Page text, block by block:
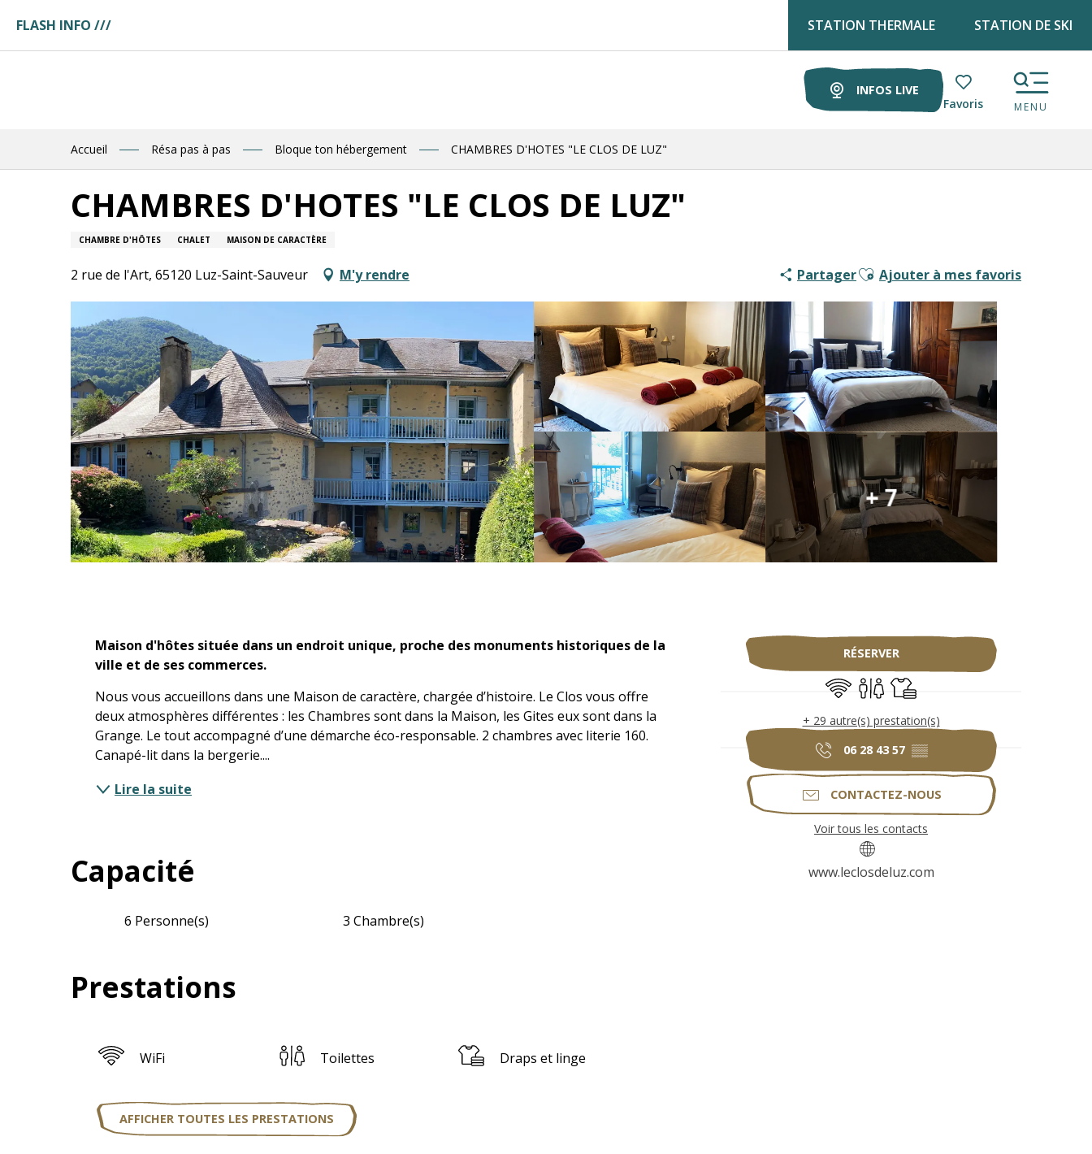
contenu
INFOS LIVE
Voir les favoris
FLASH INFO /// Retrouve Luz tourisme tous les lundis matin au marché !
STATION THERMALE STATION DE SKI
MENU
Accueil Résa pas à pas Bloque ton hébergement CHAMBRES D'HOTES "LE CLOS DE LUZ"
CHAMBRES D'HOTES "LE CLOS DE LUZ"
CHAMBRE D'HÔTES CHALET MAISON DE CARACTÈRE
2 rue de l'Art, 65120 Luz-Saint-Sauveur M'y rendre PartagerAjouter aux favoris
Ajouter à mes favoris
+ 7
Ouverture et
RÉSERVER
WiFi ToilettesDraps et linge
+ 29 autre(s) prestation(s)
06 28 43 57 ▒▒
CONTACTEZ-NOUS
Voir tous les contacts
www.leclosdeluz.com
Description
Maison d'hôtes située dans un endroit unique, proche des monuments historiques de la
ville et de ses commerces.
Nous vous accueillons dans une Maison de caractère, chargée d’histoire. Le Clos vous offre
deux atmosphères différentes : les Chambres sont dans la Maison, les Gites eux sont dans la
Grange. Le tout accompagné d’une démarche éco-responsable. 2 chambres avec literie 160.
Canapé-lit dans la bergerie....
Lire la suite
Capacité
6 Personne(s) 3 Chambre(s)
Prestations
WiFi Toilettes Draps et linge
AFFICHER TOUTES LES PRESTATIONS